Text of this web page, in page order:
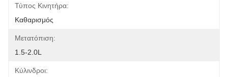
Τύπος Κινητήρα:
Καθαρισμός
Μετατόπιση:
1.5-2.0L
Κύλινδροι: